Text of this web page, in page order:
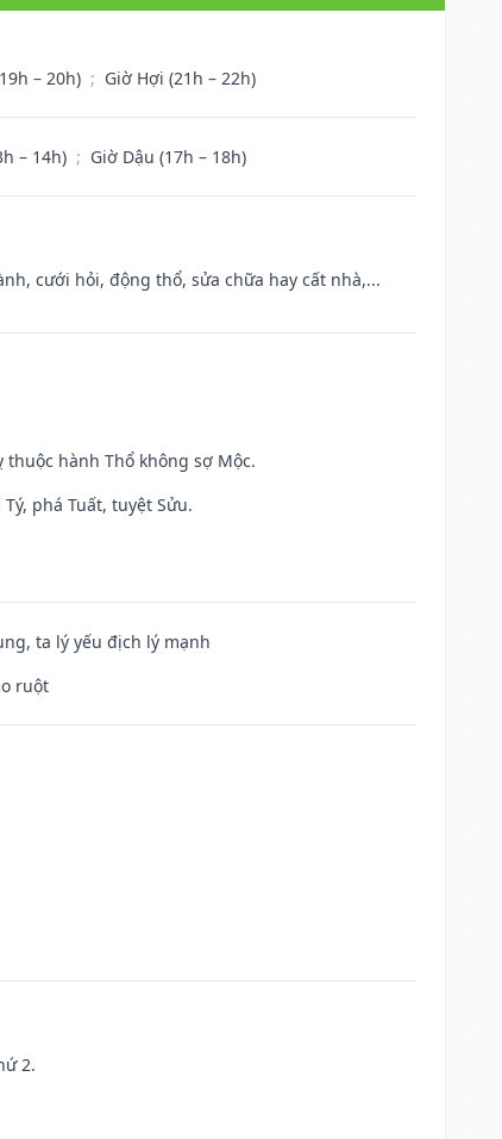
– 20h) ; Giờ Hợi (21h – 22h)
– 14h) ; Giờ Dậu (17h – 18h)
cưới hỏi, động thổ, sửa chữa hay cất nhà,...
hành Thổ không sợ Mộc.
phá Tuất, tuyệt Sửu.
ta lý yếu địch lý mạnh
ruột
2.